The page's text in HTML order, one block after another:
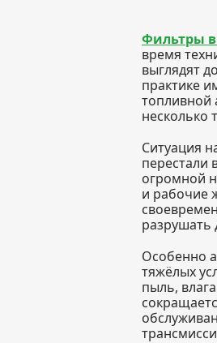
Фильтры в
время
выглядят
практике
топливной
несколько
Ситуация
перестали
огромной
и рабочие
разрушать
Особенно
тяжёлых
пыль,